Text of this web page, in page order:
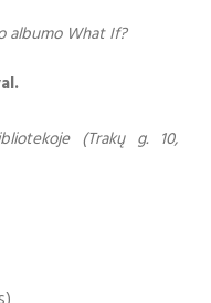
albumo What If?
(Trakų g. 10,